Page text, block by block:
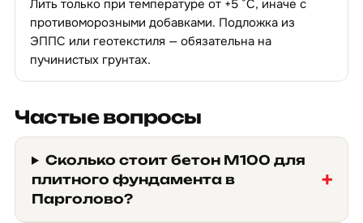
Лить только при температуре от +5 °C, иначе с
противоморозными добавками. Подложка из
ЭППС или геотекстиля — обязательна на
пучинистых грунтах.
Частые вопросы
Сколько стоит бетон М100 для
плитного фундамента в
Парголово?